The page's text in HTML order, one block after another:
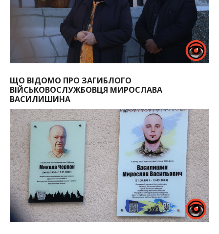
ЩО ВІДОМО ПРО ЗАГИБЛОГО
ВІЙСЬКОВОСЛУЖБОВЦЯ МИРОСЛАВА
ВАСИЛИШИНА